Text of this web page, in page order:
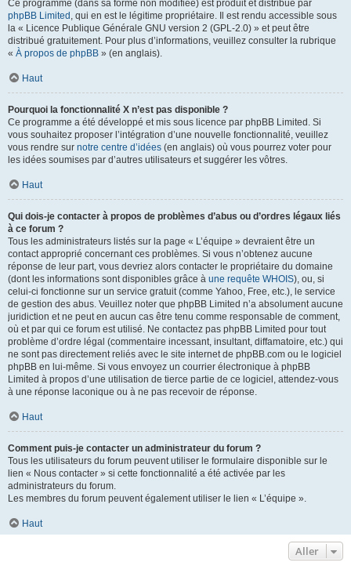
Ce programme (dans sa forme non modifiée) est produit et distribué par
phpBB Limited , qui en est le légitime propriétaire. Il est rendu accessible sous
la « Licence Publique Générale GNU version 2 (GPL-2.0) » et peut être
distribué gratuitement. Pour plus d’informations, veuillez consulter la rubrique
« À propos de phpBB » (en anglais).
Haut
Pourquoi la fonctionnalité X n’est pas disponible ?
Ce programme a été développé et mis sous licence par phpBB Limited. Si
vous souhaitez proposer l’intégration d’une nouvelle fonctionnalité, veuillez
vous rendre sur notre centre d’idées (en anglais) où vous pourrez voter pour
les idées soumises par d’autres utilisateurs et suggérer les vôtres.
Haut
Qui dois-je contacter à propos de problèmes d’abus ou d’ordres légaux liés
à ce forum ?
Tous les administrateurs listés sur la page « L’équipe » devraient être un
contact approprié concernant ces problèmes. Si vous n’obtenez aucune
réponse de leur part, vous devriez alors contacter le propriétaire du domaine
(dont les informations sont disponibles grâce à une requête WHOIS), ou, si
celui-ci fonctionne sur un service gratuit (comme Yahoo, Free, etc.), le service
de gestion des abus. Veuillez noter que phpBB Limited n’a absolument aucune
juridiction et ne peut en aucun cas être tenu comme responsable de comment,
où et par qui ce forum est utilisé. Ne contactez pas phpBB Limited pour tout
problème d’ordre légal (commentaire incessant, insultant, diffamatoire, etc.) qui
ne sont pas directement reliés avec le site internet de phpBB.com ou le logiciel
phpBB en lui-même. Si vous envoyez un courrier électronique à phpBB
Limited à propos d’une utilisation de tierce partie de ce logiciel, attendez-vous
à une réponse laconique ou à ne pas recevoir de réponse.
Haut
Comment puis-je contacter un administrateur du forum ?
Tous les utilisateurs du forum peuvent utiliser le formulaire disponible sur le
lien « Nous contacter » si cette fonctionnalité a été activée par les
administrateurs du forum.
Les membres du forum peuvent également utiliser le lien « L’équipe ».
Haut
Aller